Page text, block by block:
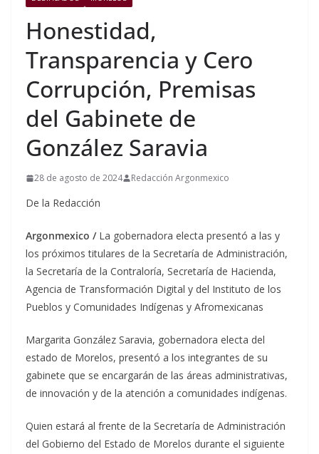
Honestidad,
Transparencia y Cero
Corrupción, Premisas
del Gabinete de
González Saravia
28 de agosto de 2024 Redacción Argonmexico
De la Redacción
Argonmexico / La gobernadora electa presentó a las y
los próximos titulares de la Secretaría de Administración,
la Secretaría de la Contraloría, Secretaría de Hacienda,
Agencia de Transformación Digital y del Instituto de los
Pueblos y Comunidades Indígenas y Afromexicanas
Margarita González Saravia, gobernadora electa del
estado de Morelos, presentó a los integrantes de su
gabinete que se encargarán de las áreas administrativas,
de innovación y de la atención a comunidades indígenas.
Quien estará al frente de la Secretaría de Administración
del Gobierno del Estado de Morelos durante el siguiente